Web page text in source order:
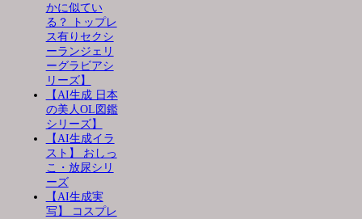
かに似てい
る？ トップレ
ス有りセクシ
ーランジェリ
ーグラビアシ
リーズ】
【AI生成 日本
の美人OL図鑑
シリーズ】
【AI生成イラ
スト】 おしっ
こ・放尿シリ
ーズ
【AI生成実
写】 コスプレ